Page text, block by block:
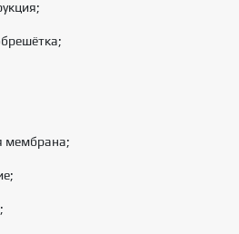
мембрана;